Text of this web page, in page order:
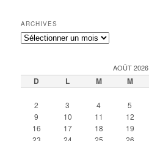
ARCHIVES
Archives
AOÛT 2026
D L M M
2
3 4 5
9
10 11 12
16
17 18 19